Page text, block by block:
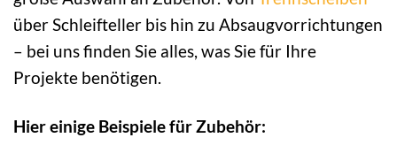
über Schleifteller bis hin zu Absaugvorrichtungen
– bei uns finden Sie alles, was Sie für Ihre
Projekte benötigen.
Hier einige Beispiele für Zubehör: